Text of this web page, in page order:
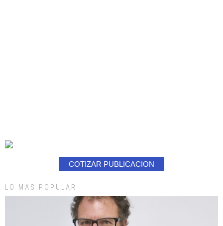
COTIZAR PUBLICACION
LO MAS POPULAR